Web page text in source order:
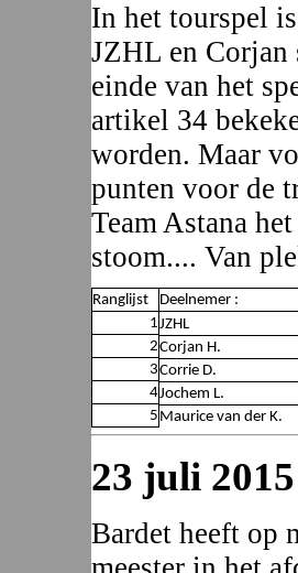
In het tourspel
JZHL en Corjan
einde van het
artikel 34
worden. Maar
punten voor de
Team Astana
stoom.... Van
Ranglijst
Deelnemer :
1JZHL
2Corjan H.
3Corrie D.
4Jochem L.
5 Maurice van der K.
23 juli
Bardet heeft op